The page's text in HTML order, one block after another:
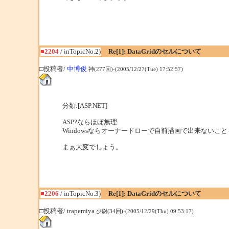
■2204/ inTopicNo.2) Re[1]: DataGridのセルについて
□投稿者/ 中博俊 神(277回)-(2005/12/27(Tue) 17:52:57)
分類:[ASP.NET]
ASP?ならほぼ無理
Windowsならオーナードローで自前描画で出来ないこと
まぁ大変でしょう。
■2206 / inTopicNo.3) Re[1]: DataGridのセルについて
□投稿者/ trapemiya 少尉(34回)-(2005/12/29(Thu) 09:53:17)